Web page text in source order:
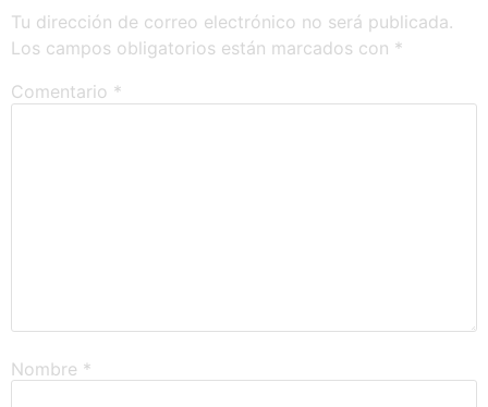
Tu dirección de correo electrónico no será publicada.
Los campos obligatorios están marcados con *
Comentario *
Nombre *